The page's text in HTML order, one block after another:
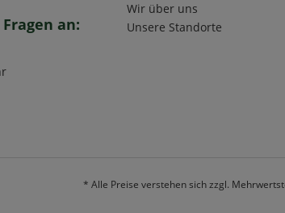
an:
Wir über uns
Unsere Standorte
* Alle Preise verstehen sich zzgl.